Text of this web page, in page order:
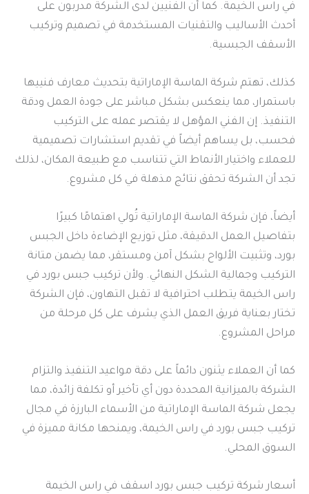
في راس الخيمة. كما أن الفنيين لدى الشركة مدربون على
أحدث الأساليب والتقنيات المستخدمة في تصميم وتركيب
الأسقف الجبسية.
كذلك، تهتم شركة الماسة الإماراتية بتحديث معارف فنييها
باستمرار، مما ينعكس بشكل مباشر على جودة العمل ودقة
التنفيذ. إن الفني المؤهل لا يقتصر عمله على التركيب
فحسب، بل يساهم أيضاً في تقديم استشارات تصميمية
للعملاء واختيار الأنماط التي تتناسب مع طبيعة المكان، لذلك
تجد أن الشركة تحقق نتائج مذهلة في كل مشروع.
أيضاً، فإن شركة الماسة الإماراتية تُولي اهتمامًا كبيرًا
بتفاصيل العمل الدقيقة، مثل توزيع الإضاءة داخل الجبس
بورد، وتثبيت الألواح بشكل آمن ومستقر، مما يضمن متانة
التركيب وجمالية الشكل النهائي. ولأن تركيب جبس بورد في
راس الخيمة يتطلب احترافية لا تقبل التهاون، فإن الشركة
تختار بعناية فريق العمل الذي يشرف على كل مرحلة من
مراحل المشروع.
كما أن العملاء يثنون دائماً على دقة مواعيد التنفيذ والتزام
الشركة بالميزانية المحددة دون أي تأخير أو تكلفة زائدة، مما
يجعل شركة الماسة الإماراتية من الأسماء البارزة في مجال
تركيب جبس بورد في راس الخيمة، ويمنحها مكانة مميزة في
السوق المحلي.
أسعار شركة تركيب جبس بورد اسقف في راس الخيمة